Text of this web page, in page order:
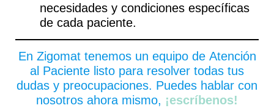
necesidades y condiciones específicas
de cada paciente.
En Zigomat tenemos un equipo de Atención
al Paciente listo para resolver todas tus
dudas y preocupaciones. Puedes hablar con
nosotros ahora mismo, ¡escríbenos!